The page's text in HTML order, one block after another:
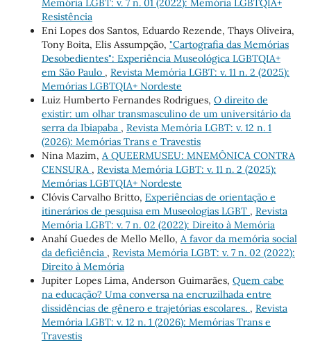
Memória LGBT: v. 7 n. 01 (2022): Memória LGBTQIA+
Resistência
Eni Lopes dos Santos, Eduardo Rezende, Thays Oliveira,
Tony Boita, Elis Assumpção, "Cartografia das Memórias
Desobedientes": Experiência Museológica LGBTQIA+
em São Paulo , Revista Memória LGBT: v. 11 n. 2 (2025):
Memórias LGBTQIA+ Nordeste
Luiz Humberto Fernandes Rodrigues, O direito de
existir: um olhar transmasculino de um universitário da
serra da Ibiapaba , Revista Memória LGBT: v. 12 n. 1
(2026): Memórias Trans e Travestis
Nina Mazim, A QUEERMUSEU: MNEMÔNICA CONTRA
CENSURA , Revista Memória LGBT: v. 11 n. 2 (2025):
Memórias LGBTQIA+ Nordeste
Clóvis Carvalho Britto, Experiências de orientação e
itinerários de pesquisa em Museologias LGBT , Revista
Memória LGBT: v. 7 n. 02 (2022): Direito à Memória
Anahí Guedes de Mello Mello, A favor da memória social
da deficiência , Revista Memória LGBT: v. 7 n. 02 (2022):
Direito à Memória
Jupiter Lopes Lima, Anderson Guimarães, Quem cabe
na educação? Uma conversa na encruzilhada entre
dissidências de gênero e trajetórias escolares. , Revista
Memória LGBT: v. 12 n. 1 (2026): Memórias Trans e
Travestis